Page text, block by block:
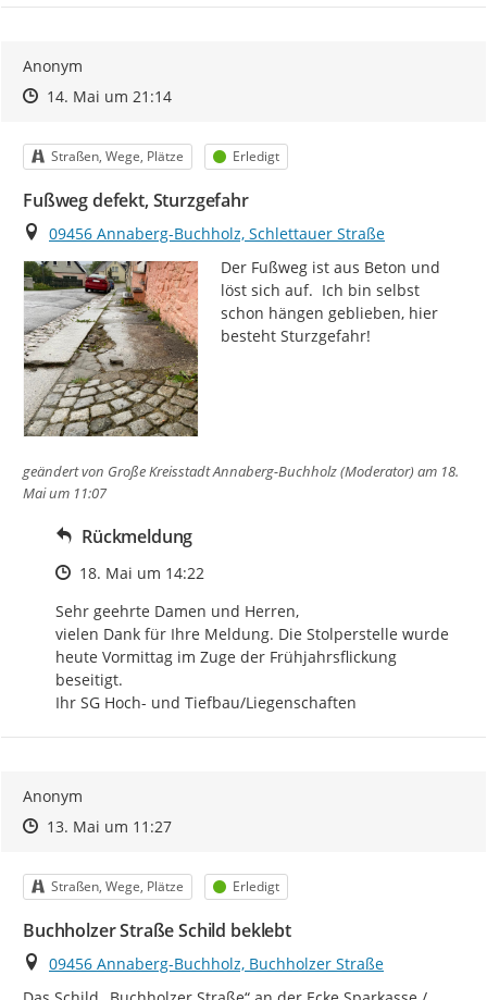
Anonym
Zeitpunkt des Erstellens
Zeitpunkt des Erstellens
14. Mai um 21:14Zur Äußerung
Kategorie
Straßen, Wege, Plätze Status
Erledigt
Fußweg defekt, Sturzgefahr
Ort
09456 Annaberg-Buchholz, Schlettauer Straße
Der Fußweg ist aus Beton und
löst sich auf.  Ich bin selbst
schon hängen geblieben, hier
besteht Sturzgefahr!
geändert von Große Kreisstadt Annaberg-Buchholz (Moderator)am 18.
Mai um 11:07
Rückmeldung
Zeitpunkt des Erstellens
18. Mai um 14:22
Sehr geehrte Damen und Herren,
vielen Dank für Ihre Meldung. Die Stolperstelle wurde
heute Vormittag im Zuge der Frühjahrsflickung
beseitigt.
Ihr SG Hoch- und Tiefbau/Liegenschaften
Anonym
Zeitpunkt des Erstellens
Zeitpunkt des Erstellens
13. Mai um 11:27Zur Äußerung
Kategorie
Straßen, Wege, Plätze Status
Erledigt
Buchholzer Straße Schild beklebt
Ort
09456 Annaberg-Buchholz, Buchholzer Straße